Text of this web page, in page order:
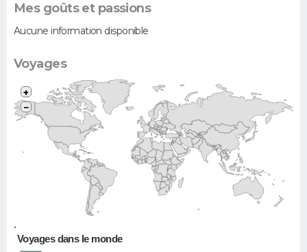
Mes goûts et passions
Aucune information disponible
Voyages
•
+
−
Voyages dans le monde